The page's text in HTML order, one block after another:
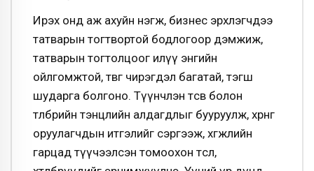
Ирэх онд аж ахуйн нэгж, бизнес эрхлэгчдээ
татварын тогтвортой бодлогоор дэмжиж,
татварын тогтолцоог илүү энгийн
ойлгомжтой, төвөг чирэгдэл багатай, тэгш
шударга болгоно. Түүнчлэн төсөв болон
төлбөрийн тэнцлийн алдагдлыг бууруулж, хөрөнгө
оруулагчдын итгэлийг сэргээж, хөгжлийн
гарцад түүчээлсэн томоохон төсөл,